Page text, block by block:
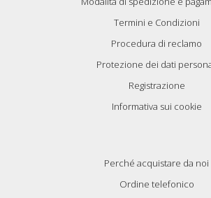
Termini e Condizioni
Procedura di reclamo
Protezione dei dati
Registrazione
Informativa sui cookie
Perché acquistare da noi
Ordine telefonico